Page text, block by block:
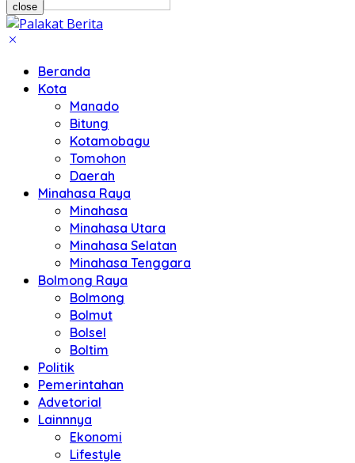
close
Beranda
Kota
Manado
Bitung
Kotamobagu
Tomohon
Daerah
Minahasa Raya
Minahasa
Minahasa Utara
Minahasa Selatan
Minahasa Tenggara
Bolmong Raya
Bolmong
Bolmut
Bolsel
Boltim
Politik
Pemerintahan
Advetorial
Lainnnya
Ekonomi
Lifestyle